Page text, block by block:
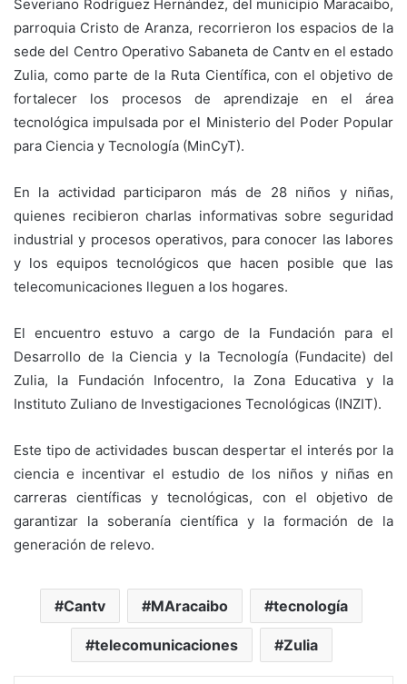
Severiano Rodríguez Hernández, del municipio Maracaibo,
parroquia Cristo de Aranza, recorrieron los espacios de la
sede del Centro Operativo Sabaneta de Cantv en el estado
Zulia, como parte de la Ruta Científica, con el objetivo de
fortalecer los procesos de aprendizaje en el área
tecnológica impulsada por el Ministerio del Poder Popular
para Ciencia y Tecnología (MinCyT).
En la actividad participaron más de 28 niños y niñas,
quienes recibieron charlas informativas sobre seguridad
industrial y procesos operativos, para conocer las labores
y los equipos tecnológicos que hacen posible que las
telecomunicaciones lleguen a los hogares.
El encuentro estuvo a cargo de la Fundación para el
Desarrollo de la Ciencia y la Tecnología (Fundacite) del
Zulia, la Fundación Infocentro, la Zona Educativa y la
Instituto Zuliano de Investigaciones Tecnológicas (INZIT).
Este tipo de actividades buscan despertar el interés por la
ciencia e incentivar el estudio de los niños y niñas en
carreras científicas y tecnológicas, con el objetivo de
garantizar la soberanía científica y la formación de la
generación de relevo.
Cantv MAracaibo tecnología
telecomunicaciones Zulia